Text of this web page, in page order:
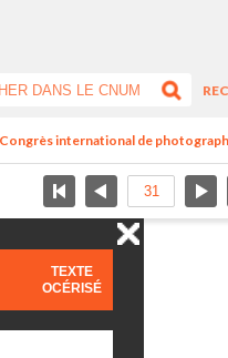
international de
TEXTE
OCÉRISÉ